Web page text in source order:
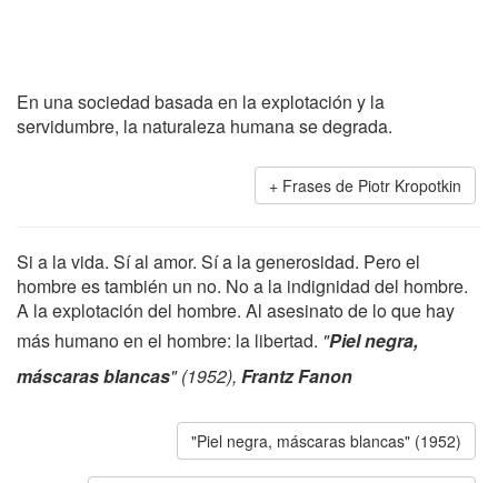
En una sociedad basada en la explotación y la
servidumbre, la naturaleza humana se degrada.
Frases de Piotr Kropotkin
Si a la vida. Sí al amor. Sí a la generosidad. Pero el
hombre es también un no. No a la indignidad del hombre.
A la explotación del hombre. Al asesinato de lo que hay
más humano en el hombre: la libertad. "Piel negra,
máscaras blancas" (1952), Frantz Fanon
"Piel negra, máscaras blancas" (1952)